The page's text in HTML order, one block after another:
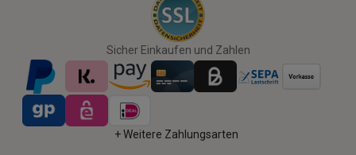
Sicher Einkaufen und Zahlen
+ Weitere Zahlungsarten